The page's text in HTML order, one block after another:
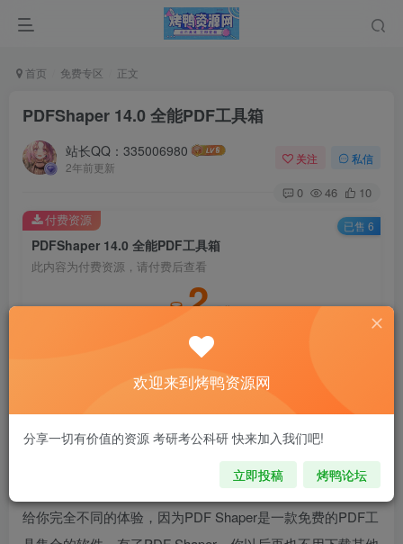
首页 免费专区 正文
PDFShaper 14.0 全能PDF工具箱
站长QQ：335006980
2年前更新
关注 私信
0 46 10
PDFShaper 14.0 全能PDF工具箱
此内容为付费资源，请付费后查看
2积分
付费资源 已售 6
注意 请看本条重要信息： 解压密码:zy.kypeople.cn
请先登录再购买，购买后刷新页面即可，链接如果失效，请加客
今对PDF处理的软件很多都是只是单一的功能。PDF Shaper
给你完全不同的体验，因为PDF Shaper是一款免费的PDF工
欢迎来到烤鸭资源网
分享一切有价值的资源 考研考公科研 快来加入我们吧!
立即投稿 烤鸭论坛